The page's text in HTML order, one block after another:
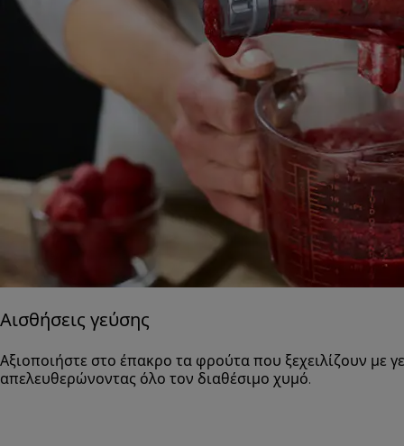
Αισθήσεις γεύσης
Αξιοποιήστε στο έπακρο τα φρούτα που ξεχειλίζουν με
απελευθερώνοντας όλο τον διαθέσιμο χυμό.